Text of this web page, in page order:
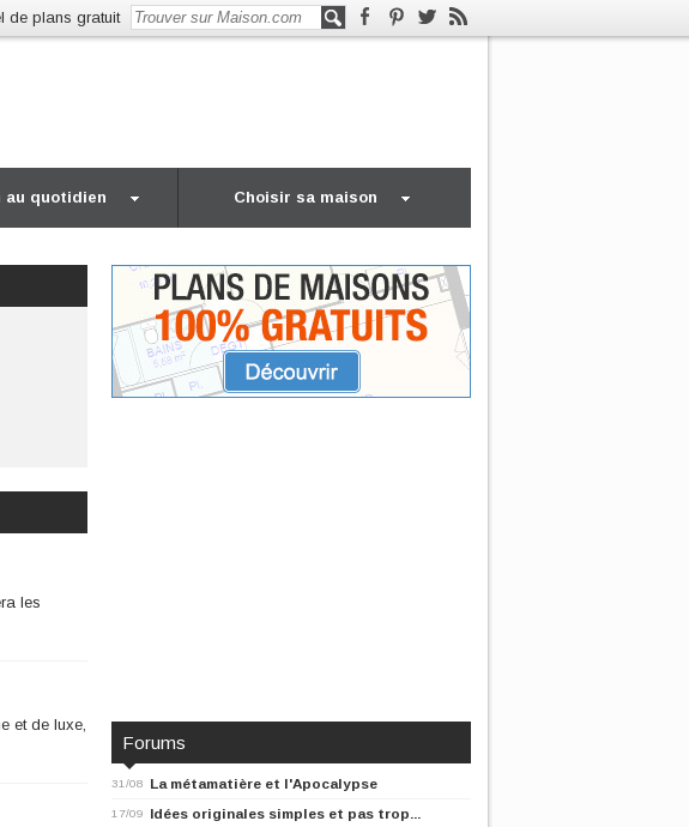
de plans gratuit
au quotidien Choisir sa maison
les
et de luxe,
Forums
31/08 La métamatière et l'Apocalypse
17/09 Idées originales simples et pas trop...